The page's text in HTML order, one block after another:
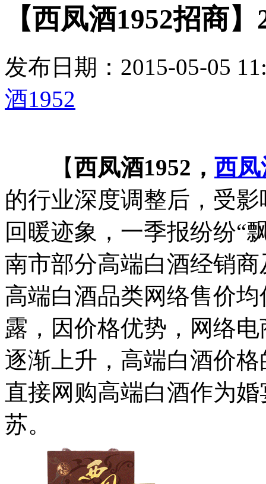
【西凤酒1952招商
发布日期：2015-05-05
酒1952
【西凤酒1952， 西
的行业深度调整后，受
回暖迹象，一季报纷纷“
南市部分高端白酒经销
高端白酒品类网络售价
露，因价格优势，网络
逐渐上升，高端白酒价
直接网购高端白酒作为
苏。